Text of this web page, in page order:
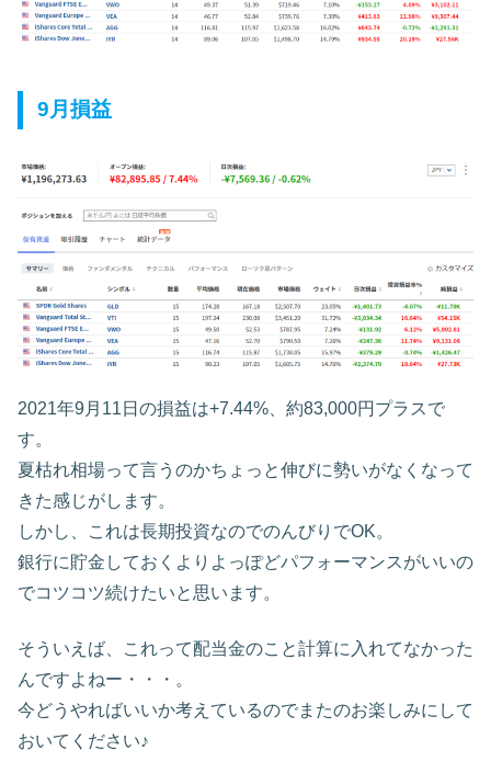
9月損益
2021年9月11日の損益は+7.44%、約83,000円プラスで
す。
夏枯れ相場って言うのかちょっと伸びに勢いがなくなって
きた感じがします。
しかし、これは長期投資なのでのんびりでOK。
銀行に貯金しておくよりよっぽどパフォーマンスがいいの
でコツコツ続けたいと思います。
そういえば、これって配当金のこと計算に入れてなかった
んですよねー・・・。
今どうやればいいか考えているのでまたのお楽しみにして
おいてください♪